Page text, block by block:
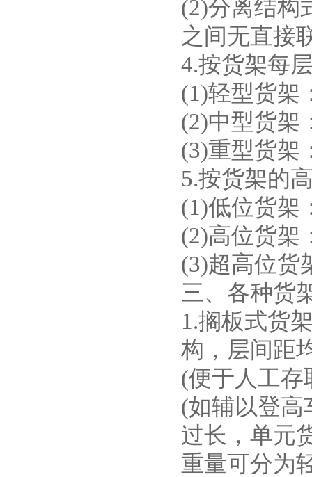
(2)分离结构
之间无直接
4.按货架每
(1)轻型货架
(2)中型货架
(3)重型货架
5.按货架的
(1)低位货架
(2)高位货架
(3)超高位货
三、各种货
1.搁板式货
构，层间距
(便于人工存
(如辅以登高
过长，单元
重量可分为